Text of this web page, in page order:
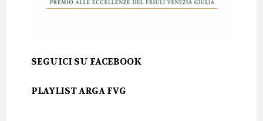
SEGUICI SU FACEBOOK
PLAYLIST ARGA FVG